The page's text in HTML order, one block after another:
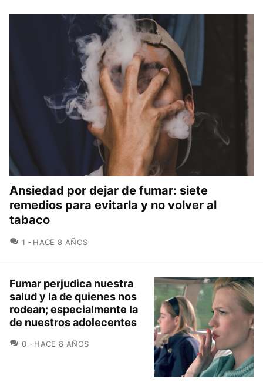
Ansiedad por dejar de fumar: siete
remedios para evitarla y no volver al
tabaco
1 COMENTARIOS
HACE 8 AÑOS
Fumar perjudica nuestra
salud y la de quienes nos
rodean; especialmente la
de nuestros adolecentes
0 COMENTARIOS
HACE 8 AÑOS